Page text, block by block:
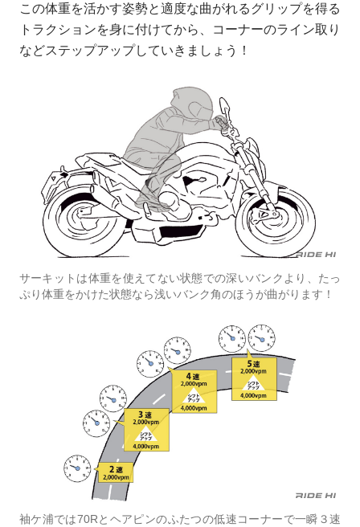
この体重を活かす姿勢と適度な曲がれるグリップを得る
トラクションを身に付けてから、コーナーのライン取り
などステップアップしていきましょう！
サーキットは体重を使えてない状態での深いバンクより、たっ
ぷり体重をかけた状態なら浅いバンク角のほうが曲がります！
袖ケ浦では70Rとヘアピンのふたつの低速コーナーで一瞬３速